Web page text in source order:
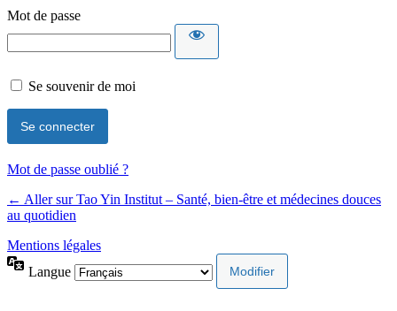
Mot de passe
Se souvenir de moi
Mot de passe oublié ?
← Aller sur Tao Yin Institut – Santé, bien-être et médecines douces
au quotidien
Mentions légales
Langue